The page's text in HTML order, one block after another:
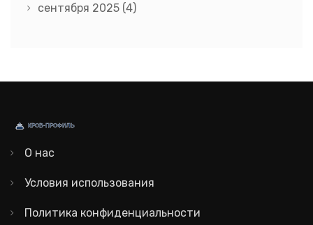
сентября 2025 (4)
О нас
Условия использования
Политика конфиденциальности